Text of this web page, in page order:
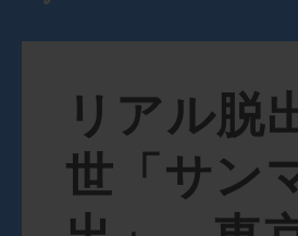
リアル脱
世「サン